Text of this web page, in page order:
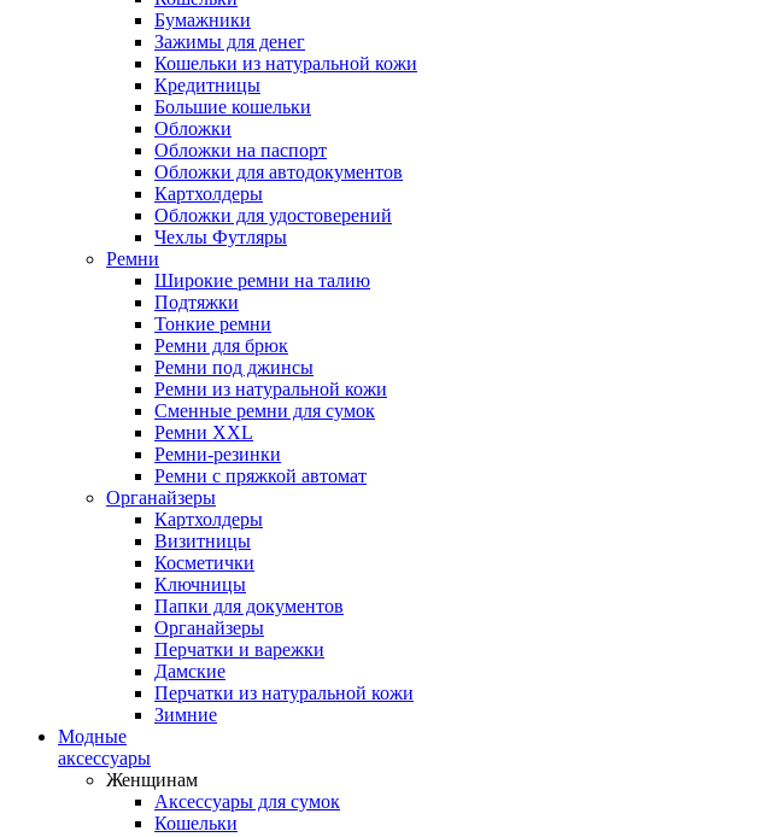
Бумажники
Зажимы для денег
Кошельки из натуральной кожи
Кредитницы
Большие кошельки
Обложки
Обложки на паспорт
Обложки для автодокументов
Картхолдеры
Обложки для удостоверений
Чехлы Футляры
Ремни
Широкие ремни на талию
Подтяжки
Тонкие ремни
Ремни для брюк
Ремни под джинсы
Ремни из натуральной кожи
Сменные ремни для сумок
Ремни XXL
Ремни-резинки
Ремни с пряжкой автомат
Органайзеры
Картхолдеры
Визитницы
Косметички
Ключницы
Папки для документов
Органайзеры
Перчатки и варежки
Дамские
Перчатки из натуральной кожи
Зимние
Модные
аксессуары
Женщинам
Аксессуары для сумок
Кошельки